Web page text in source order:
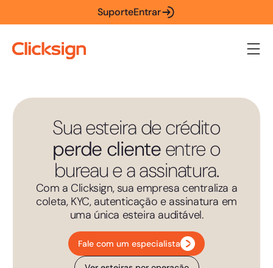
SuporteEntrar
Sua esteira de crédito
perde clienteentre o
bureau e a assinatura.
Com a Clicksign, sua empresa centraliza a
coleta, KYC, autenticação e assinatura em
uma única esteira auditável.
Fale com um especialista